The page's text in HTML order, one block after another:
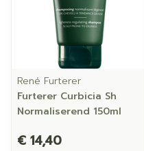
René Furterer
Furterer Curbicia Sh
Normaliserend 150ml
€ 14,40